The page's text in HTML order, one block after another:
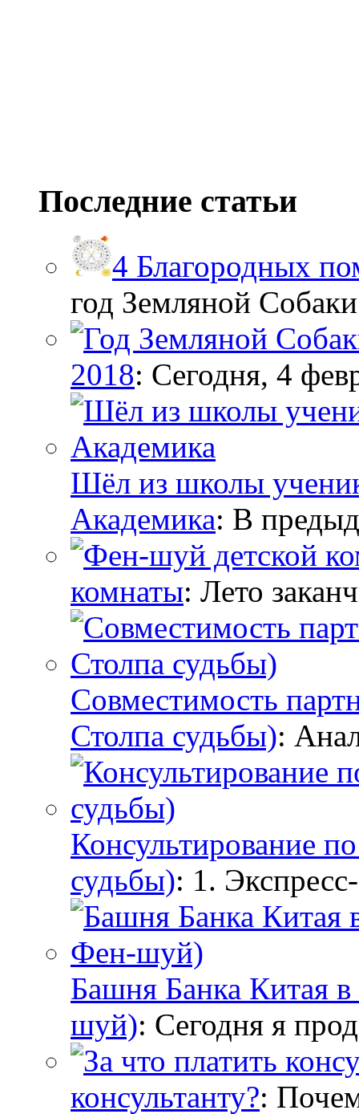
Последние статьи
4 Благородных
год Земляной
2018: Сегодня, 4
Шёл из школы
Академика: В
комнаты: Лето
Совместимость
Столпа судьбы):
Консультирование
судьбы): 1.
Башня Банка Китая
шуй): Сегодня я
консультанту?: